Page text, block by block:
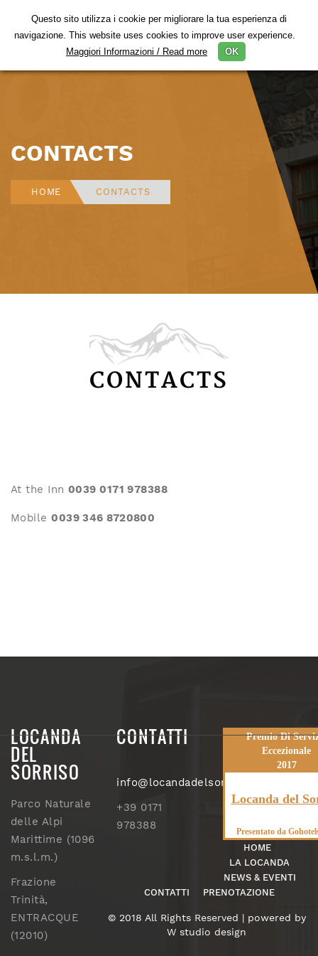
CONTACTS
HOME CONTACTS
CONTACTS
At the Inn 0039 0171 978388
Mobile0039 346 8720800
LOCANDA
DEL
SORRISO
Parco Naturale
delle Alpi
Marittime (1096
m.s.l.m.)
Frazione
Trinità,
ENTRACQUE
(12010)
CONTATTI
info@locandadelsorriso.com
+39 0171
978388
Premio Di
Eccezionale
2017
Locanda del
Presentato da
HOME
LA LOCANDA
NEWS & EVENTI
CONTATTI
PRENOTAZIONE
© 2018 All Rights Reserved | powered by
W studio design
Questo sito utilizza i cookie per migliorare la tua esperienza di
navigazione. This website uses cookies to improve user experience.
Maggiori Informazioni / Read more
OK